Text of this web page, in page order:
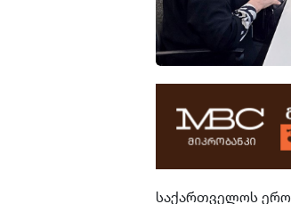
საქართველოს